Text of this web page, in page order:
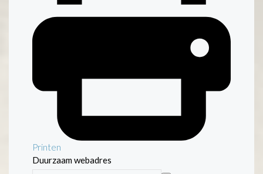
Printen
Duurzaam webadres